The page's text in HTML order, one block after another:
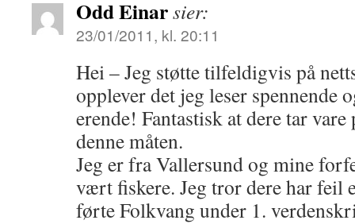
Odd Einarsier:
23/01/2011, kl. 20:11
Hei – Jeg støtte tilfeldigvis på
opplever det jeg leser
erende! Fantastisk at dere tar
denne måten.
Jeg er fra Vallersund og mine
vært fiskere. Jeg tror dere har feil
førte Folkvang under 1.